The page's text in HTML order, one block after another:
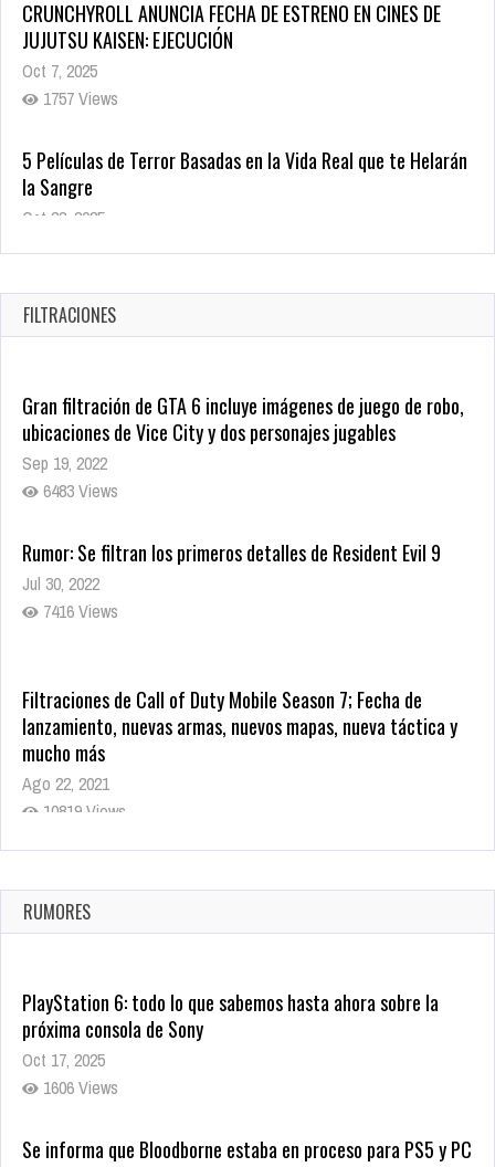
Oct 7, 2025
1757 Views
5 Películas de Terror Basadas en la Vida Real que te Helarán
Oct 22, 2025
1337 Views
Revive el terror: El conjuro 4: Últimos ritos ya está disponible
Oct 20, 2025
1379 Views
FILTRACIONES
Gran filtración de GTA 6 incluye imágenes de juego de robo,
ubicaciones de Vice City y dos personajes jugables
Sep 19, 2022
6483 Views
Rumor: Se filtran los primeros detalles de Resident Evil 9
Jul 30, 2022
7416 Views
Filtraciones de Call of Duty Mobile Season 7; Fecha de
lanzamiento, nuevas armas, nuevos mapas, nueva táctica y
mucho más
Ago 22, 2021
10819 Views
La configuración de Call of Duty 2021 aparentemente ya fue
Ago 8, 2021
10005 Views
RUMORES
PlayStation 6: todo lo que sabemos hasta ahora sobre la
próxima consola de Sony
Oct 17, 2025
1606 Views
Se informa que Bloodborne estaba en proceso para PS5 y PC